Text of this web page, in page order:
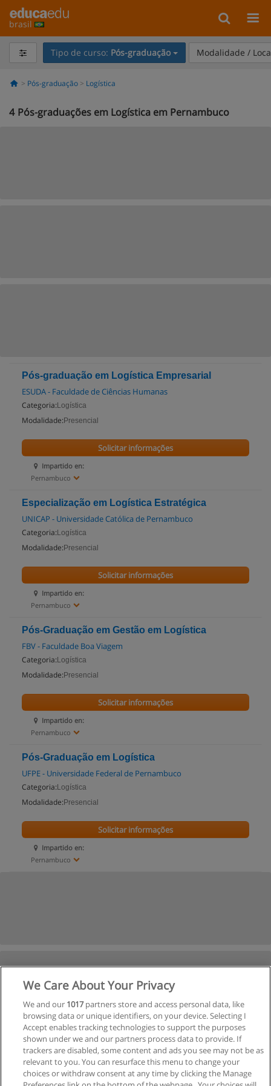
brasil
Tipo de curso: Pós-graduação Modalidade /
Pós-graduação Logística
4 Pós-graduações em Logística em Pernambuco
Pós-graduação em Logística Empresarial
ESUDA - Faculdade de Ciências Humanas
Categoria: Logística
Modalidade: Presencial
Impartido en:
Pernambuco
Solicitar informações
Especialização em Logística Estratégica
UNICAP - Universidade Católica de Pernambuco
Categoria: Logística
Modalidade: Presencial
Impartido en:
Pernambuco
Solicitar informações
Pós-Graduação em Gestão em Logística
FBV - Faculdade Boa Viagem
Categoria: Logística
Modalidade: Presencial
Impartido en:
Pernambuco
Solicitar informações
Pós-Graduação em Logística
UFPE - Universidade Federal de Pernambuco
Categoria: Logística
Modalidade: Presencial
Impartido en:
Pernambuco
Solicitar informações
We Care About Your Privacy
We and our 1017partners store and access personal data, like
browsing data or unique identifiers, on your device. Selecting I
Accept enables tracking technologies to support the purposes
shown under we and our partners process data to provide. If
trackers are disabled, some content and ads you see may not be as
relevant to you. You can resurface this menu to change your
choices or withdraw consent at any time by clicking the Manage